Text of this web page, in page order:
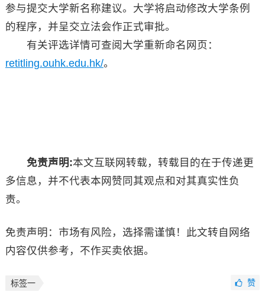
参与提交大学新名称建议。大学将启动修改大学条例
的程序，并呈交立法会作正式审批。
有关评选详情可查阅大学重新命名网页：
retitling.ouhk.edu.hk/。
免责声明:本文互联网转载，转载目的在于传递更
多信息，并不代表本网赞同其观点和对其真实性负
责。
免责声明：市场有风险，选择需谨慎！此文转自网络
内容仅供参考，不作买卖依据。
标签一 赞